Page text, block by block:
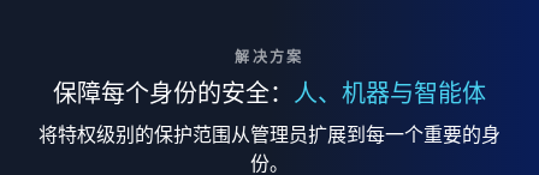
解决方案
保障每个身份的安全： 人、机器与智能体
将特权级别的保护范围从管理员扩展到每一个重要的身
份。